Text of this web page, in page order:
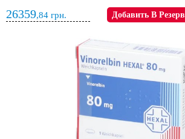
26359,84 грн. Добавить В Резерв